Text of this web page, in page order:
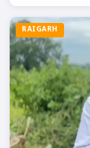
RAIGARH